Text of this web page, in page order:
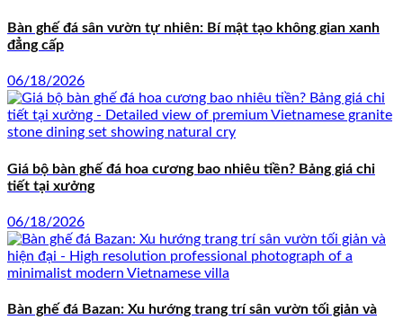
Bàn ghế đá sân vườn tự nhiên: Bí mật tạo không gian xanh
đẳng cấp
06/18/2026
Giá bộ bàn ghế đá hoa cương bao nhiêu tiền? Bảng giá chi
tiết tại xưởng
06/18/2026
Bàn ghế đá Bazan: Xu hướng trang trí sân vườn tối giản và